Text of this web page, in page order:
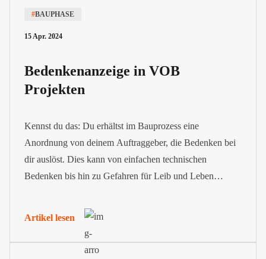
#BAUPHASE
15 Apr. 2024
Bedenkenanzeige in VOB
Projekten
Kennst du das: Du erhältst im Bauprozess eine
Anordnung von deinem Auftraggeber, die Bedenken bei
dir auslöst. Dies kann von einfachen technischen
Bedenken bis hin zu Gefahren für Leib und Leben
kannst du in Form einer Bedenkenanzeige nach VOB im
Artikel lesen